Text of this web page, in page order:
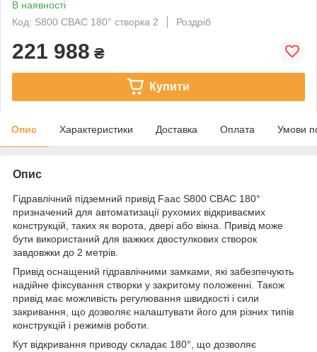
В наявності
Код: S800 CBAC 180° створка 2
Роздріб
221 988 ₴
Купити
Опис Характеристики Доставка Оплата Умови
Опис
Гідравлічний підземний привід Faac S800 CBAC 180°
призначений для автоматизації рухомих відкриваємих
конструкцій, таких як ворота, двері або вікна. Привід може
бути використаний для важких двостулкових створок
завдовжки до 2 метрів.
Привід оснащений гідравлічними замками, які забезпечують
надійне фіксування створки у закритому положенні. Також
привід має можливість регулювання швидкості і сили
закривання, що дозволяє налаштувати його для різних типів
конструкцій і режимів роботи.
Кут відкривання приводу складає 180°, що дозволяє